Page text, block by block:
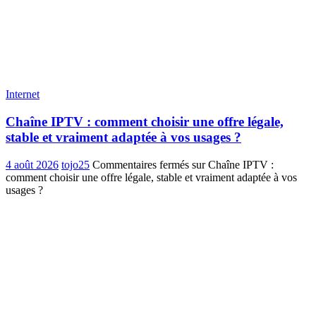
Internet
Chaîne IPTV : comment choisir une offre légale,
stable et vraiment adaptée à vos usages ?
4 août 2026 tojo25 Commentaires fermés sur Chaîne IPTV :
comment choisir une offre légale, stable et vraiment adaptée à vos
usages ?